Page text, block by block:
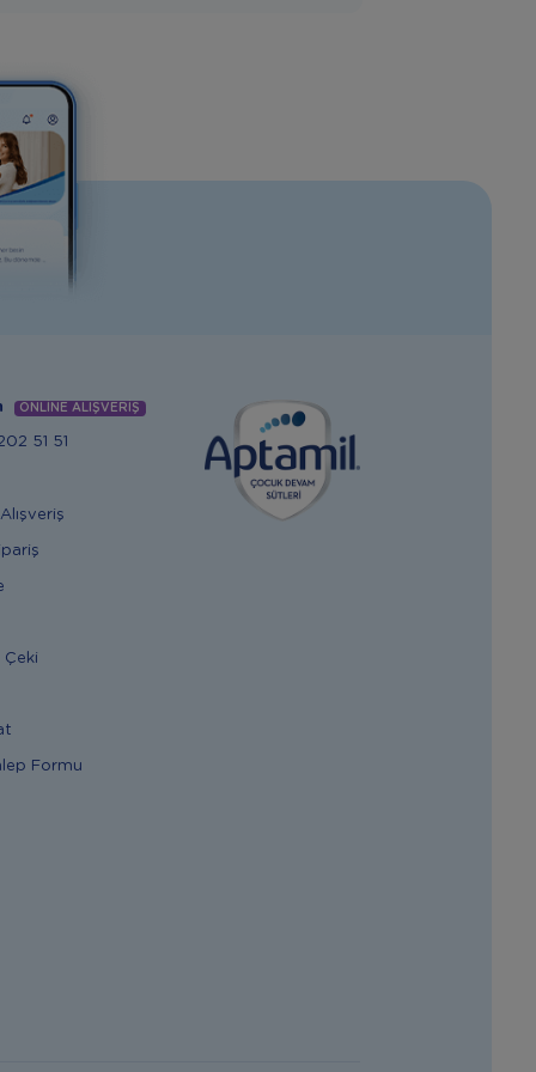
ONLİNE ALIŞVERİŞ
51 51
Çeki
Formu